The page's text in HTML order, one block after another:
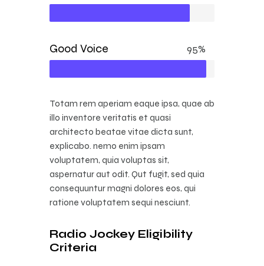
Good Voice 95%
Totam rem aperiam eaque ipsa, quae ab
illo inventore veritatis et quasi
architecto beatae vitae dicta sunt,
explicabo. nemo enim ipsam
voluptatem, quia voluptas sit,
aspernatur aut odit. Qut fugit, sed quia
consequuntur magni dolores eos, qui
ratione voluptatem sequi nesciunt.
Radio Jockey Eligibility
Criteria